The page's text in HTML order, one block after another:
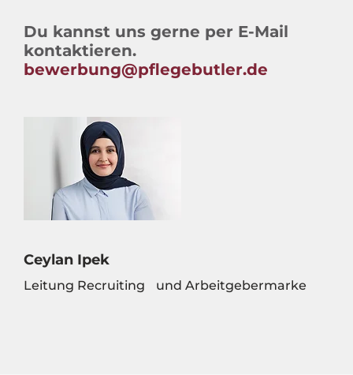
Du kannst uns gerne per E-Mail
kontaktieren.
bewerbung@pflegebutler.de
Ceylan Ipek
Leitung Recruiting und Arbeitgebermarke